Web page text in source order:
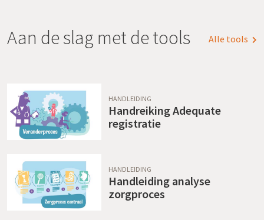
Alle tools
Aan de slag met de tools
HANDLEIDING
Handreiking Adequate
registratie
HANDLEIDING
Handleiding analyse
zorgproces